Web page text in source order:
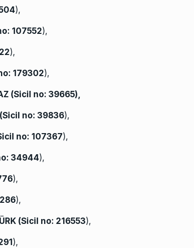
),
107552),
),
179302),
(Sicil no: 39665),
Sicil no: 39836),
no: 107367),
34944),
),
),
(Sicil no: 216553),
),